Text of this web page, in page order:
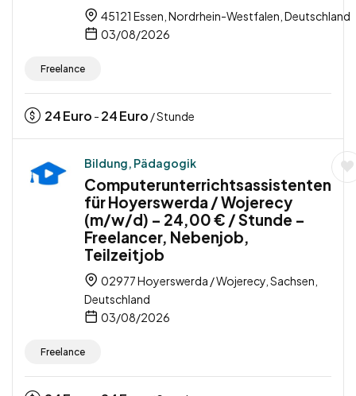
45121 Essen, Nordrhein-Westfalen, Deutschland
03/08/2026
Freelance
24Euro - 24Euro / Stunde
Bildung, Pädagogik
Computerunterrichtsassistenten
für Hoyerswerda / Wojerecy
(m/w/d) – 24,00 € / Stunde –
Freelancer, Nebenjob,
Teilzeitjob
02977 Hoyerswerda / Wojerecy, Sachsen,
Deutschland
03/08/2026
Freelance